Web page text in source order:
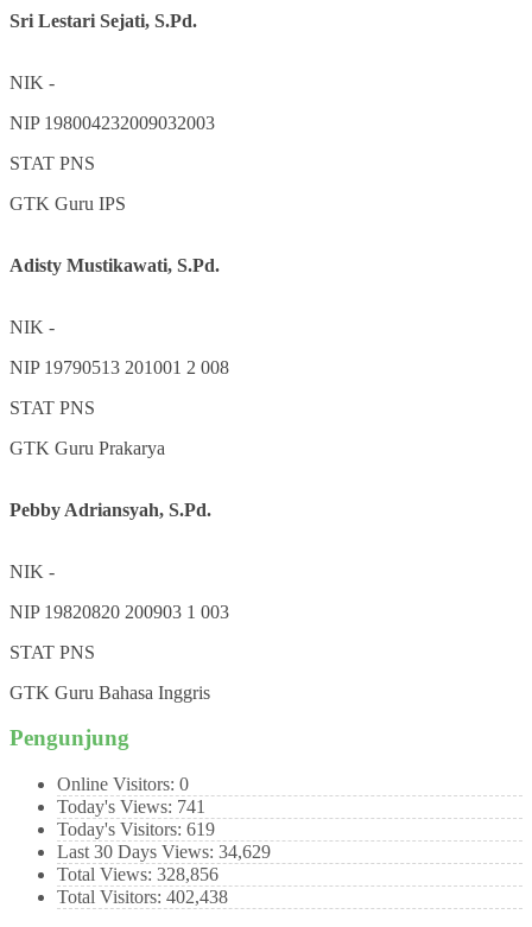
Sri Lestari Sejati, S.Pd.
NIK -
NIP 198004232009032003
STAT PNS
GTK Guru IPS
Adisty Mustikawati, S.Pd.
NIK -
NIP 19790513 201001 2 008
STAT PNS
GTK Guru Prakarya
Pebby Adriansyah, S.Pd.
NIK -
NIP 19820820 200903 1 003
STAT PNS
GTK Guru Bahasa Inggris
Pengunjung
Online Visitors: 0
Today's Views: 741
Today's Visitors: 619
Last 30 Days Views: 34,629
Total Views: 328,856
Total Visitors: 402,438